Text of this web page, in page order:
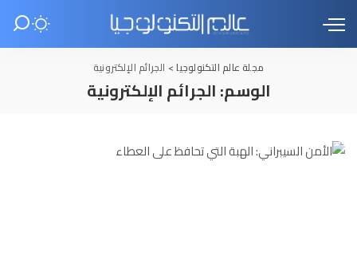
مجلة عالم التكنولوجيا> الجرائم الإلكترونية
الوسم:الجرائم الإلكترونية